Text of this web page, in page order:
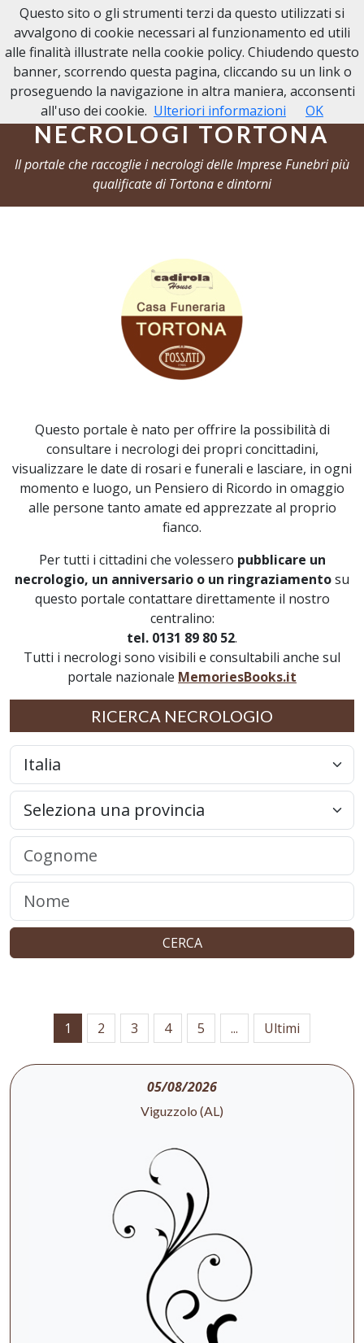
NECROLOGI TORTONA
NECROLOGI TORTONA
Il portale che raccoglie i necrologi delle Imprese Funebri più
qualificate di Tortona e dintorni
Questo portale è nato per offrire la possibilità di
consultare i necrologi dei propri concittadini,
visualizzare le date di rosari e funerali e lasciare, in ogni
momento e luogo, un Pensiero di Ricordo in omaggio
alle persone tanto amate ed apprezzate al proprio
fianco.
Per tutti i cittadini che volessero pubblicare un
necrologio, un anniversario o un ringraziamentosu
questo portale contattare direttamente il nostro
centralino:
tel. 0131 89 80 52.
Tutti i necrologi sono visibili e consultabili anche sul
portale nazionale MemoriesBooks.it
RICERCA NECROLOGIO
CERCA
1 2 3 4 5 ... Ultimi
05/08/2026
Viguzzolo (AL)
Questo sito o gli strumenti terzi da questo utilizzati si
avvalgono di cookie necessari al funzionamento ed utili
alle finalità illustrate nella cookie policy. Chiudendo questo
banner, scorrendo questa pagina, cliccando su un link o
proseguendo la navigazione in altra maniera, acconsenti
all'uso dei cookie. Ulteriori informazioni OK